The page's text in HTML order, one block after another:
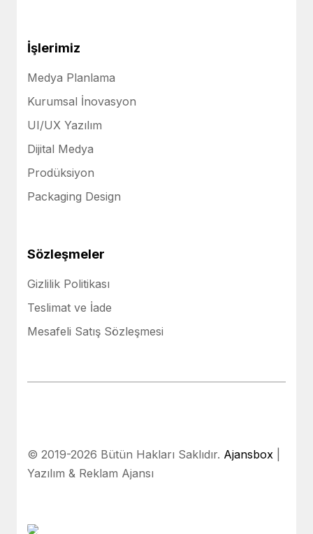
İşlerimiz
Medya Planlama
Kurumsal İnovasyon
UI/UX Yazılım
Dijital Medya
Prodüksiyon
Packaging Design
Sözleşmeler
Gizlilik Politikası
Teslimat ve İade
Mesafeli Satış Sözleşmesi
© 2019-2026 Bütün Hakları Saklıdır. Ajansbox
Yazılım & Reklam Ajansı